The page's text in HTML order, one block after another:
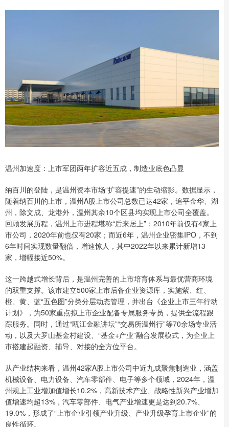
温州加速度：上市军团两年扩容近五成，制造业底色凸显
纳百川的登陆，是温州资本市场“扩容提速”的生动缩影。数据显示，
随着纳百川的上市，温州A股上市公司总数已达42家，追平金华、湖
州，除文成、龙港外，温州其余10个区县均实现上市公司全覆盖。
回顾发展历程，温州上市进程堪称“后来居上”：2010年前仅有4家上
市公司，2020年前也仅有20家；而近6年，温州企业密集IPO，不到
6年时间实现数量翻倍，增速惊人，其中2022年以来累计新增13
家，增幅接近50%。
这一跨越式增长背后，是温州完善的上市培育体系与最优营商环境
的双重支撑。该市建立500家上市后备企业资源库，实施紫、红、
橙、黄、蓝“五色图”分类分层动态管理，并出台《企业上市三年行动
计划》，为50家重点拟上市企业配备专属服务专员，提供全流程跟
踪服务。同时，通过“瓯江金融讲坛”“交易所温州行”等70余场专业活
动，以及大罗山基金村建设、“基金+产业”融合发展模式，为企业上
市搭建起融资、辅导、对接的全方位平台。
从产业结构来看，温州42家A股上市公司中近九成聚焦制造业，涵盖
机械设备、电力设备、汽车零部件、电子等多个领域，2024年，温
州规上工业增加值增长10.2%，高新技术产业、战略性新兴产业增加
值增速均超13%，汽车零部件、电气产业增速更是达到20.7%、
19.0%，形成了“上市企业引领产业升级、产业升级孕育上市企业”的
良性循环。